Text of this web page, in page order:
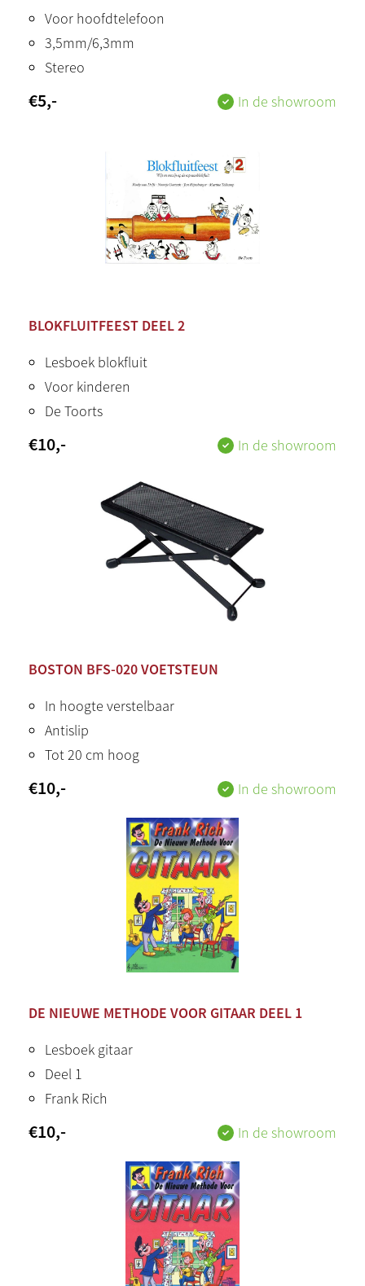
Voor hoofdtelefoon
3,5mm/6,3mm
Stereo
€5,- In de showroom
BLOKFLUITFEEST DEEL 2
Lesboek blokfluit
Voor kinderen
De Toorts
€10,- In de showroom
BOSTON BFS-020 VOETSTEUN
In hoogte verstelbaar
Antislip
Tot 20 cm hoog
€10,- In de showroom
DE NIEUWE METHODE VOOR GITAAR DEEL 1
Lesboek gitaar
Deel 1
Frank Rich
€10,- In de showroom